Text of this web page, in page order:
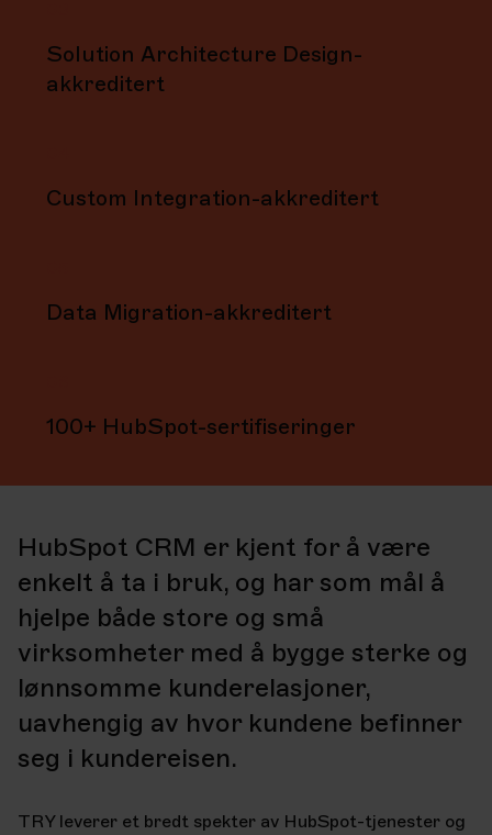
Solution Architecture Design-
akkreditert
Custom Integration-akkreditert
Data Migration-akkreditert
100+ HubSpot-sertifiseringer
HubSpot CRM er kjent for å være
enkelt å ta i bruk, og har som mål å
hjelpe både store og små
virksomheter med å bygge sterke og
lønnsomme kunderelasjoner,
uavhengig av hvor kundene befinner
seg i kundereisen.
TRY leverer et bredt spekter av HubSpot-tjenester og